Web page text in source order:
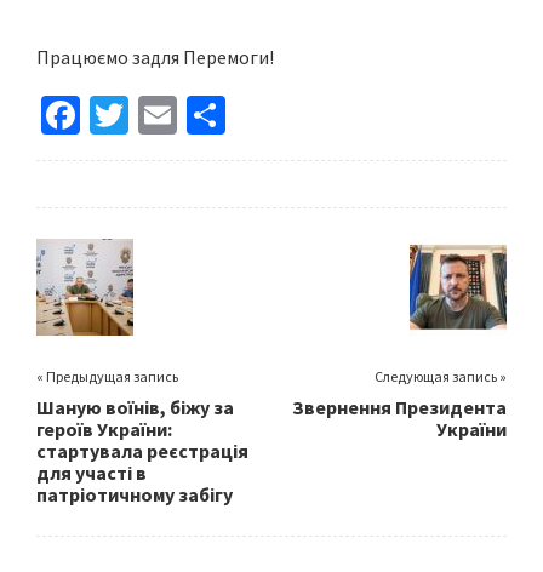
Працюємо задля Перемоги!
Fa
ce
o
o
k
T
wi
er
E
m h
« Предыдущая запись
Шаную воїнів, біжу за
героїв України:
стартувала реєстрація
для участі в
патріотичному забігу
Следующая запись »
Звернення Президента
України